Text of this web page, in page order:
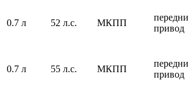
0.7 л 52 л.с. МКПП
привод
0.7 л 55 л.с. МКПП
привод